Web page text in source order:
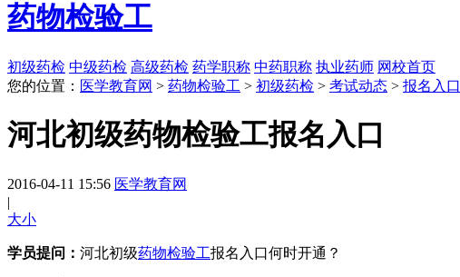
药物检验工
初级药检 中级药检 高级药检 药学职称 中药职称 执业药师 网校首页
您的位置： 医学教育网 > 药物检验工 > 初级药检 > 考试动态 > 报名入口
河北初级药物检验工报名入口
2016-04-11 15:56 医学教育网
|
大小
学员提问： 河北初级药物检验工报名入口何时开通？